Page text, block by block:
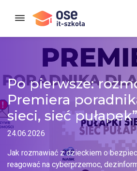
Po pierwsze:
Premiera
sieci, sieć pułapek”
24.06.2026
Jak rozmawiać z dzieckiem o
reagować na cyberprzemoc,